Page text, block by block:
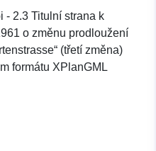
(třetí
Schöningen
- 2.3 Titulní strana k
o změnu prodloužení
(třetí změna)
formátu XPlanGML